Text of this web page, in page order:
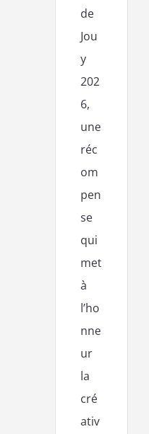
de
Jou
y
202
6,
une
réc
om
pen
se
qui
met
à
l’ho
nne
ur
la
cré
ativ